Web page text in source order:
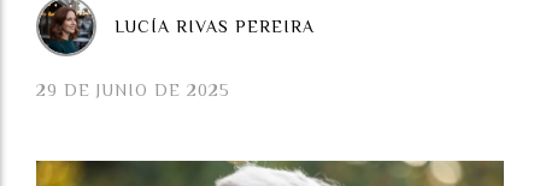
29 DE JUNIO DE 2025
LUCÍA RIVAS PEREIRA